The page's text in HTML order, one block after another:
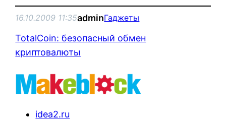
16.10.2009 11:35adminГаджеты
TotalCoin: безопасный обмен
криптовалюты
idea2.ru